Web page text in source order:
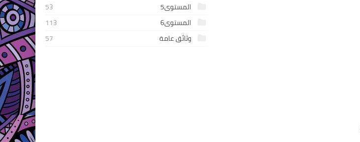
المستوى5
53
المستوى6
113
وثائق عامة
57